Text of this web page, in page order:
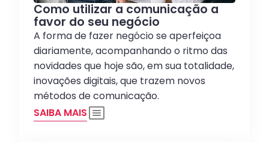
Como utilizar a comunicação a
favor do seu negócio
A forma de fazer negócio se aperfeiçoa
diariamente, acompanhando o ritmo das
novidades que hoje são, em sua totalidade,
inovações digitais, que trazem novos
métodos de comunicação.
SAIBA MAIS